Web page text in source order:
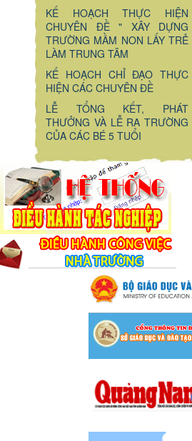
KẾ HOẠCH THỰC HIỆN
CHUYÊN ĐỀ " XÂY DỰNG
TRƯỜNG MẦM NON LẤY TRẺ
LÀM TRUNG TÂM
KẾ HOẠCH CHỈ ĐẠO THỰC
HIỆN CÁC CHUYÊN ĐỀ
LỄ TỔNG KẾT, PHÁT
THƯỞNG VÀ LỄ RA TRƯỜNG
CỦA CÁC BÉ 5 TUỔI